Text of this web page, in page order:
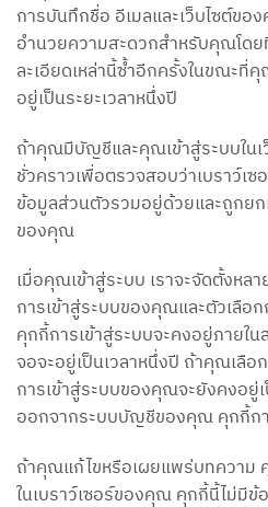
การบันทึกชื่อ อีเมลและเว็บไซต์ขอ
อำนวยความสะดวกสำหรับคุณโด
ละเอียดเหล่านี้ซ้ำอีกครั้งในขณะที่
อยู่เป็นระยะเวลาหนึ่งปี
ถ้าคุณมีบัญชีและคุณเข้าสู่ระบบใน
ชั่วคราวเพื่อตรวจสอบว่าเบราว์เ
ข้อมูลส่วนตัวรวมอยู่ด้วยและถูกยก
ของคุณ
เมื่อคุณเข้าสู่ระบบ เราจะจัดตั้งหล
การเข้าสู่ระบบของคุณและตัวเลื
คุกกี้การเข้าสู่ระบบจะคงอยู่ภายใ
จอจะอยู่เป็นเวลาหนึ่งปี ถ้าคุณเลือ
การเข้าสู่ระบบของคุณจะยังคงอยู่
ออกจากระบบบัญชีของคุณ คุกกี้กา
ถ้าคุณแก้ไขหรือเผยแพร่บทความ
ในเบราว์เซอร์ของคุณ คุกกี้นี้ไม่มี